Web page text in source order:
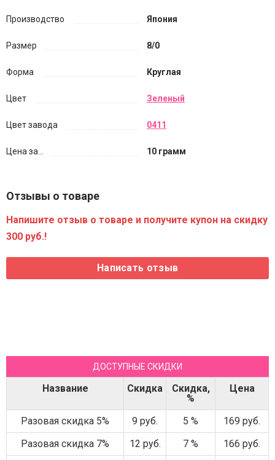
Производство Япония
Размер 8/0
Форма Круглая
Цвет Зеленый
Цвет завода 0411
Цена за... 10 грамм
Отзывы о товаре
Напишите отзыв о товаре и получите купон на скидку
300 руб.!
ДОСТУПНЫЕ СКИДКИ
Название Скидка
Скидка,
%
Цена
Разовая скидка 5% 9 руб. 5 %
169 руб.
Разовая скидка 7%
12 руб. 7 %
166 руб.